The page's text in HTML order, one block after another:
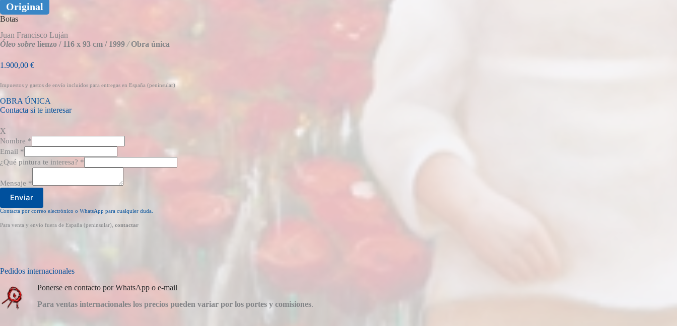
Original
Botas
Juan Francisco Luján
Óleo sobre lienzo / 116 x 93 cm / 1999/Obra única
1.900,00 €
Impuestos y gastos de envío incluidos para entregas en España (peninsular)
OBRA ÚNICA
Contacta si te interesar
X
Nombre *
Email *
¿Qué pintura te interesa? *
Mensaje *
Enviar
Contacta por correo electrónico o WhatsApp para cualquier duda.
Para venta y envío fuera de España (peninsular), contactar
Pedidos internacionales
Ponerse en contacto por WhatsApp o e-mail
Para ventas internacionales los precios pueden variar por los portes y comisiones.